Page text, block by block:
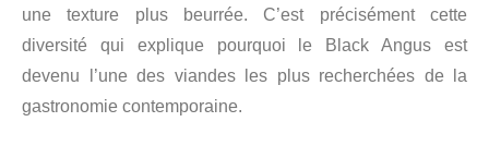
une texture plus beurrée. C’est précisément cette
diversité qui explique pourquoi le Black Angus est
devenu l’une des viandes les plus recherchées de la
gastronomie contemporaine.